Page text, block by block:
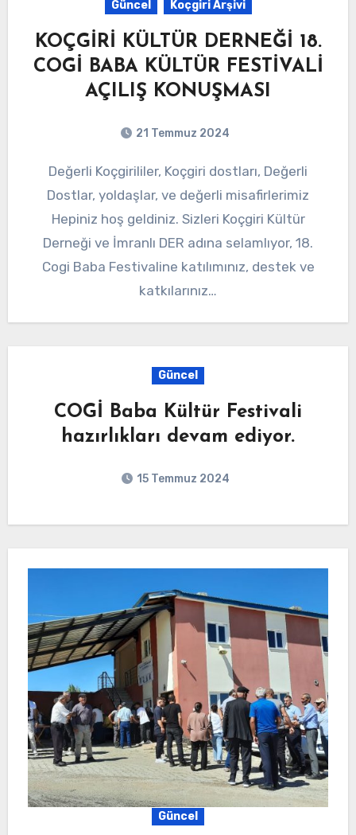
Güncel Koçgiri Arşivi
KOÇGİRİ KÜLTÜR DERNEĞİ 18.
COGİ BABA KÜLTÜR FESTİVALİ
AÇILIŞ KONUŞMASI
21 Temmuz 2024
Değerli Koçgirililer, Koçgiri dostları, Değerli
Dostlar, yoldaşlar, ve değerli misafirlerimiz
Hepiniz hoş geldiniz. Sizleri Koçgiri Kültür
Derneği ve İmranlı DER adına selamlıyor, 18.
Cogi Baba Festivaline katılımınız, destek ve
katkılarınız…
Güncel
COGİ Baba Kültür Festivali
hazırlıkları devam ediyor.
15 Temmuz 2024
Güncel